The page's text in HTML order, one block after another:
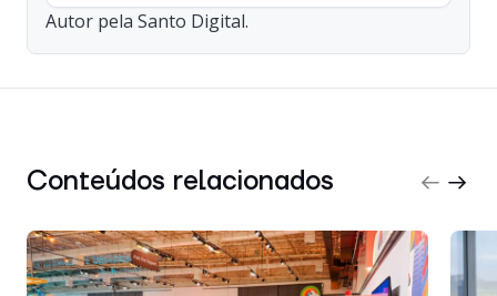
Autor pela Santo Digital.
Conteúdos relacionados